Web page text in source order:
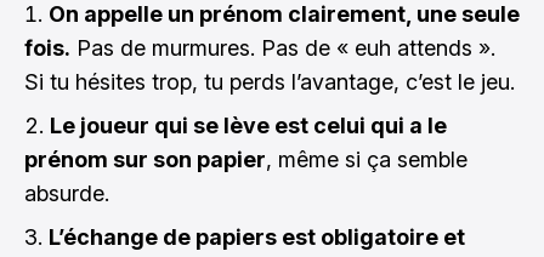
On appelle un prénom clairement, une seule
fois. Pas de murmures. Pas de « euh attends ».
Si tu hésites trop, tu perds l’avantage, c’est le jeu.
Le joueur qui se lève est celui qui a le
prénom sur son papier, même si ça semble
absurde.
L’échange de papiers est obligatoire et